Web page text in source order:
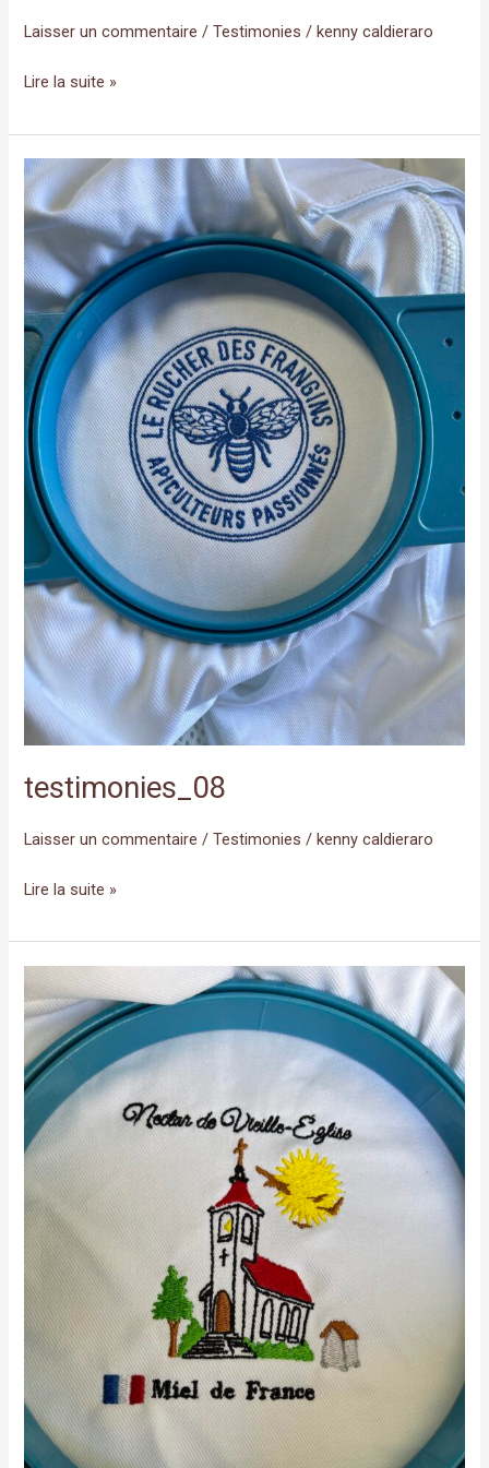
Laisser un commentaire /Testimonies /kenny caldieraro
Lire la suite »
testimonies_08
Laisser un commentaire /Testimonies /kenny caldieraro
testimonies_08
Lire la suite »